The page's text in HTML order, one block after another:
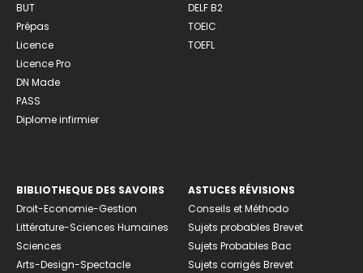
BUT
Prépas
Licence
Licence Pro
DN Made
PASS
Diplome infirmier
DELF B2
TOEIC
TOEFL
BIBLIOTHEQUE DES SAVOIRS
Droit-Economie-Gestion
Littérature-Sciences Humaines
Sciences
Arts-Design-Spectacle
ASTUCES RÉVISIONS
Conseils et Méthodo
Sujets probables Brevet
Sujets Probables Bac
Sujets corrigés Brevet